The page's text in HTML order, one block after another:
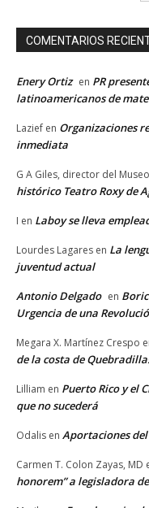
COMENTARIOS
Enery Ortiz en PR
latinoamericanos de
Lazief en Organizaciones
inmediata
G A Giles, director del
histórico Teatro Roxy de
I en Laboy se lleva
Lourdes Lagares en La
juventud actual
Antonio Delgado en
Urgencia de una
Megara X. Martínez Crespo
de la costa de
Lilliam en Puerto Rico y el
que no sucederá
Odalis en Aportaciones
Carmen T. Colon Zayas, MD
honorem” a legisladora